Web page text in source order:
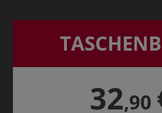
32,90